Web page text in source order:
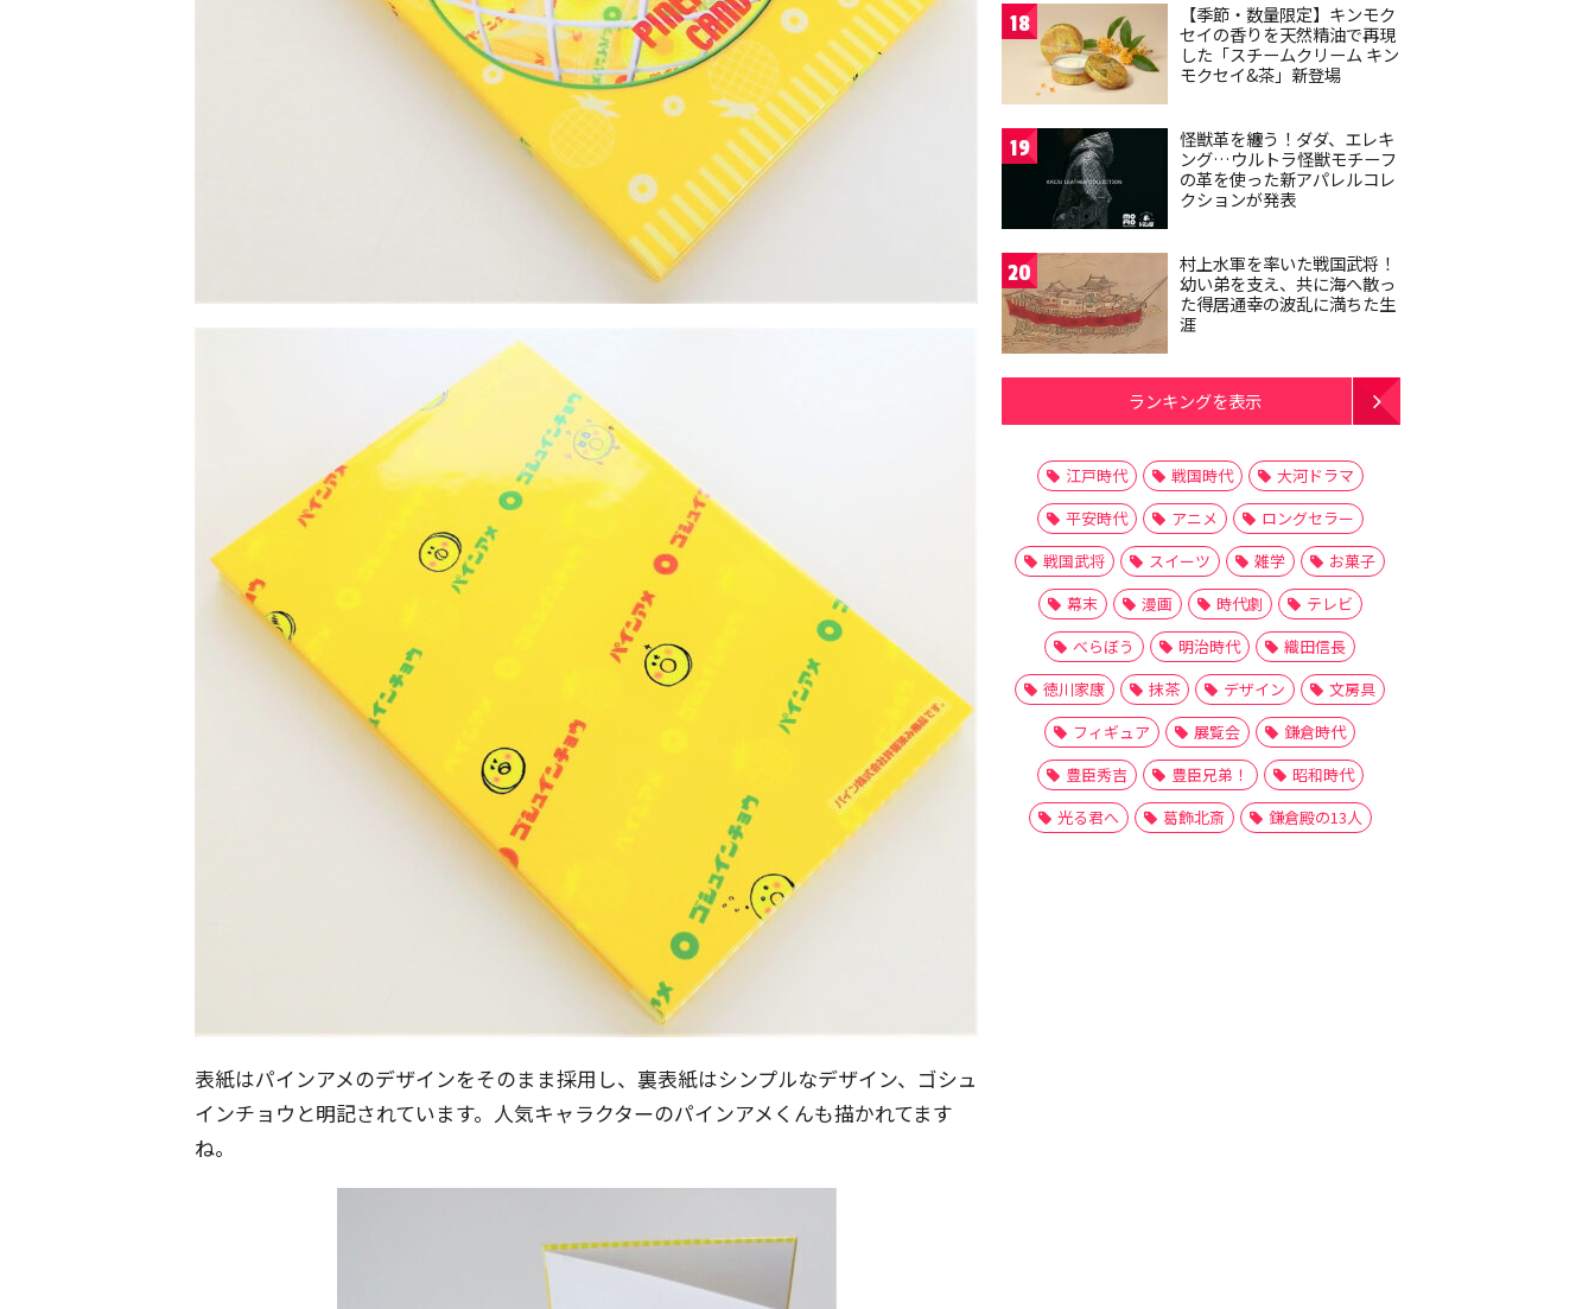
表紙はパインアメのデザインをそのまま採用し、裏表紙はシンプルなデザイン、ゴシュ
インチョウと明記されています。人気キャラクターのパインアメくんも描かれてます
ね。
18
【季節・数量限定】キンモク
セイの香りを天然精油で再現
した「スチームクリーム キン
モクセイ&茶」新登場
19
怪獣革を纏う！ダダ、エレキ
ング…ウルトラ怪獣モチーフ
の革を使った新アパレルコレ
クションが発表
20
村上水軍を率いた戦国武将！
幼い弟を支え、共に海へ散っ
た得居通幸の波乱に満ちた生
涯
ランキングを表示
江戸時代 戦国時代
大河ドラマ
平安時代
アニメ
ロングセラー
戦国武将
スイーツ 雑学
お菓子
幕末
漫画 時代劇
テレビ
べらぼう
明治時代
織田信長
徳川家康
抹茶 デザイン
文房具
フィギュア
展覧会
鎌倉時代
豊臣秀吉
豊臣兄弟！
昭和時代
光る君へ
葛飾北斎 鎌倉殿の13人